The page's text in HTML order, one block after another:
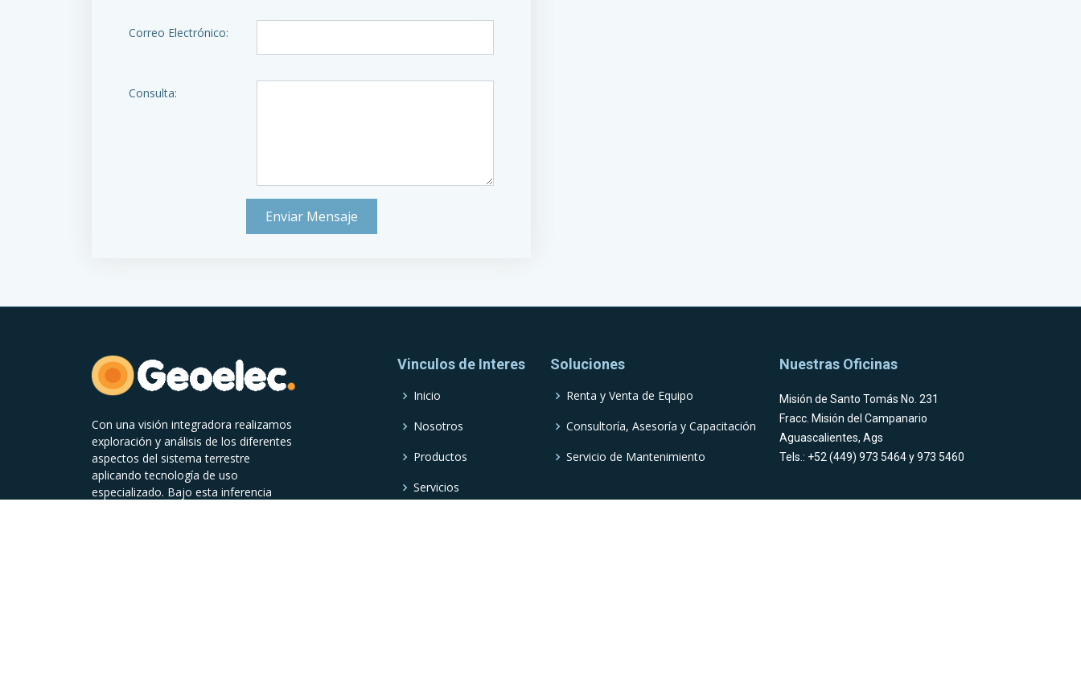
Correo Electrónico:
Consulta:
Enviar Mensaje
Con una visión integradora realizamos
exploración y análisis de los diferentes
aspectos del sistema terrestre
aplicando tecnología de uso
especializado. Bajo esta inferencia
Vinculos de Interes
Inicio
Nosotros
Productos
Servicios
Soluciones
Renta y Venta de Equipo
Consultoría, Asesoría y Capacitación
Servicio de Mantenimiento
Nuestras Oficinas
Misión de Santo Tomás No. 231
Fracc. Misión del Campanario
Aguascalientes, Ags
Tels.: +52 (449) 973 5464 y 973 5460